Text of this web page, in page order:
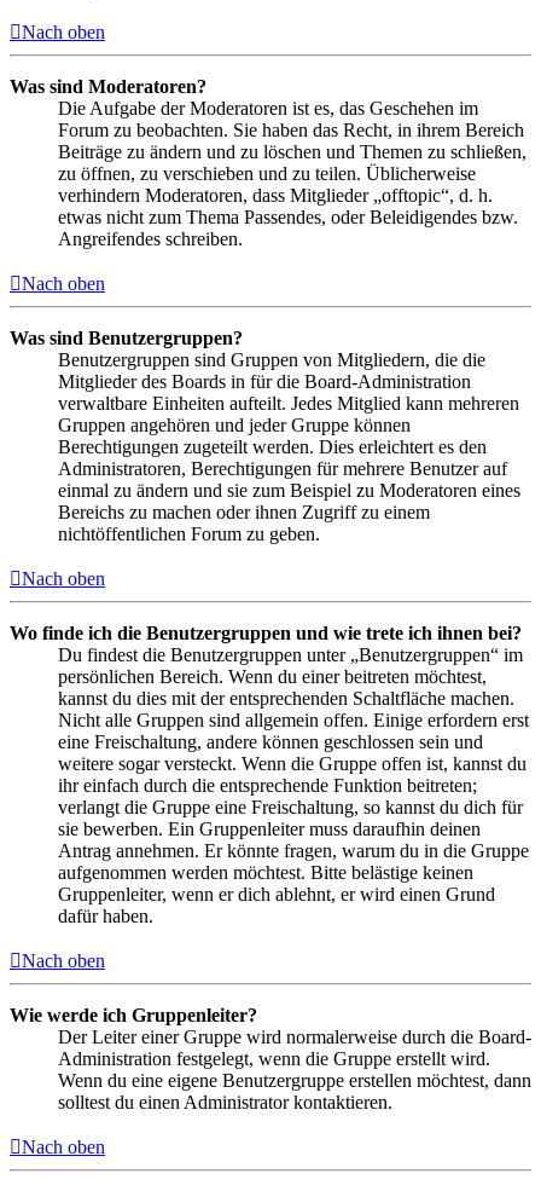
Nach oben
Was sind Moderatoren?
Die Aufgabe der Moderatoren ist es, das Geschehen im
Forum zu beobachten. Sie haben das Recht, in ihrem Bereich
Beiträge zu ändern und zu löschen und Themen zu schließen,
zu öffnen, zu verschieben und zu teilen. Üblicherweise
verhindern Moderatoren, dass Mitglieder „offtopic“, d. h.
etwas nicht zum Thema Passendes, oder Beleidigendes bzw.
Angreifendes schreiben.
Nach oben
Was sind Benutzergruppen?
Benutzergruppen sind Gruppen von Mitgliedern, die die
Mitglieder des Boards in für die Board-Administration
verwaltbare Einheiten aufteilt. Jedes Mitglied kann mehreren
Gruppen angehören und jeder Gruppe können
Berechtigungen zugeteilt werden. Dies erleichtert es den
Administratoren, Berechtigungen für mehrere Benutzer auf
einmal zu ändern und sie zum Beispiel zu Moderatoren eines
Bereichs zu machen oder ihnen Zugriff zu einem
nichtöffentlichen Forum zu geben.
Nach oben
Wo finde ich die Benutzergruppen und wie trete ich ihnen bei?
Du findest die Benutzergruppen unter „Benutzergruppen“ im
persönlichen Bereich. Wenn du einer beitreten möchtest,
kannst du dies mit der entsprechenden Schaltfläche machen.
Nicht alle Gruppen sind allgemein offen. Einige erfordern erst
eine Freischaltung, andere können geschlossen sein und
weitere sogar versteckt. Wenn die Gruppe offen ist, kannst du
ihr einfach durch die entsprechende Funktion beitreten;
verlangt die Gruppe eine Freischaltung, so kannst du dich für
sie bewerben. Ein Gruppenleiter muss daraufhin deinen
Antrag annehmen. Er könnte fragen, warum du in die Gruppe
aufgenommen werden möchtest. Bitte belästige keinen
Gruppenleiter, wenn er dich ablehnt, er wird einen Grund
dafür haben.
Nach oben
Wie werde ich Gruppenleiter?
Der Leiter einer Gruppe wird normalerweise durch die Board-
Administration festgelegt, wenn die Gruppe erstellt wird.
Wenn du eine eigene Benutzergruppe erstellen möchtest, dann
solltest du einen Administrator kontaktieren.
Nach oben